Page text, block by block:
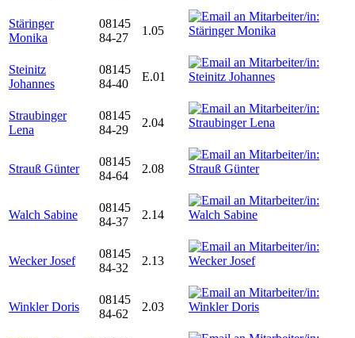
Stäringer
Monika
08145
84-27
1.05
Steinitz
Johannes
08145
84-40
E.01
Straubinger
Lena
08145
84-29
2.04
Strauß Günter
08145
84-64
2.08
Walch Sabine
08145
84-37
2.14
Wecker Josef
08145
84-32
2.13
Winkler Doris
08145
84-62
2.03